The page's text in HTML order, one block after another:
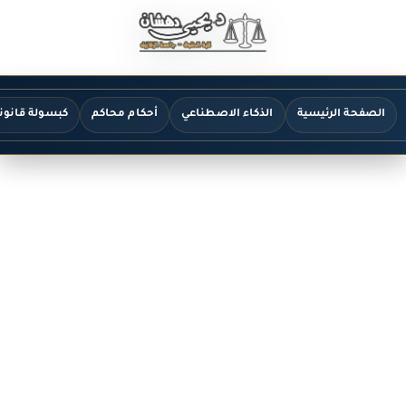
الصفحة الرئيسية الذكاء الاصطناعي أحكام محاكم كبسولة